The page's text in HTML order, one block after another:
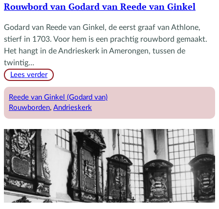
Rouwbord van Godard van Reede van Ginkel
Godard van Reede van Ginkel, de eerst graaf van Athlone,
stierf in 1703. Voor hem is een prachtig rouwbord gemaakt.
Het hangt in de Andrieskerk in Amerongen, tussen de
twintig…
Lees verder:
van
Godard
van
Ginkel
Reede van Ginkel (Godard van)
Rouwborden, Andrieskerk